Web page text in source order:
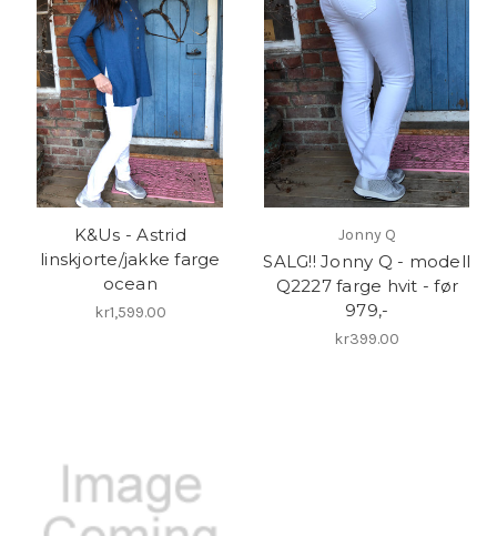
K&Us - Astrid
linskjorte/jakke farge
ocean
kr1,599.00
Jonny Q
SALG!! Jonny Q - modell
Q2227 farge hvit - før
979,-
kr399.00